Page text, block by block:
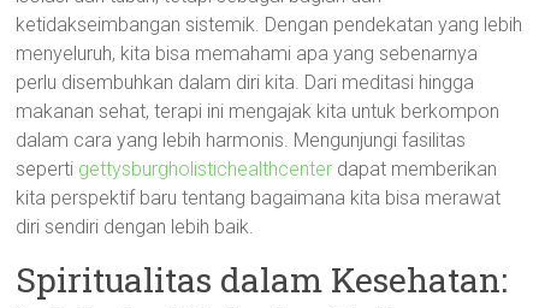
ketidakseimbangan sistemik. Dengan pendekatan yang lebih
menyeluruh, kita bisa memahami apa yang sebenarnya
perlu disembuhkan dalam diri kita. Dari meditasi hingga
makanan sehat, terapi ini mengajak kita untuk berkompon
dalam cara yang lebih harmonis. Mengunjungi fasilitas
seperti gettysburgholistichealthcenter dapat memberikan
kita perspektif baru tentang bagaimana kita bisa merawat
diri sendiri dengan lebih baik.
Spiritualitas dalam Kesehatan: